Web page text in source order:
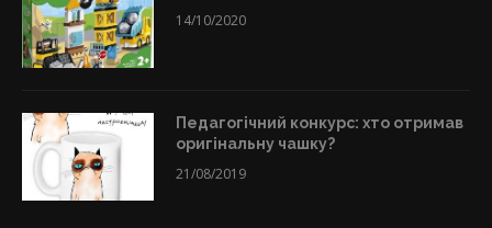
14/10/2020
Педагогічний конкурс: хто отримав
оригінальну чашку?
21/08/2019